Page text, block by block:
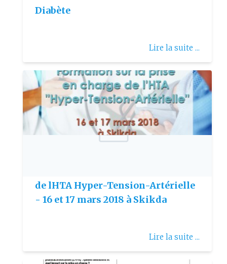
Diabète
Lire la suite ...
de lHTA Hyper-Tension-Artérielle
- 16 et 17 mars 2018 à Skikda
Lire la suite ...